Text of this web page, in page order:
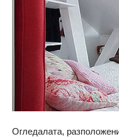
Огледалата,